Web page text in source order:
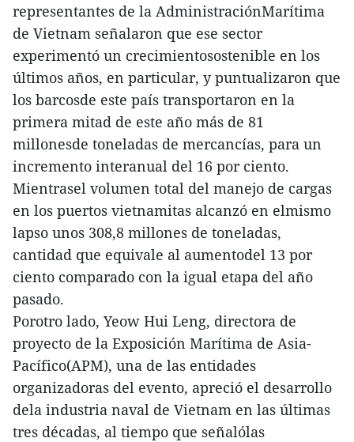
representantes de la AdministraciónMarítima
de Vietnam señalaron que ese sector
experimentó un crecimientosostenible en los
últimos años, en particular, y puntualizaron que
los barcosde este país transportaron en la
primera mitad de este año más de 81
millonesde toneladas de mercancías, para un
incremento interanual del 16 por ciento.
Mientrasel volumen total del manejo de cargas
en los puertos vietnamitas alcanzó en elmismo
lapso unos 308,8 millones de toneladas,
cantidad que equivale al aumentodel 13 por
ciento comparado con la igual etapa del año
pasado.
Porotro lado, Yeow Hui Leng, directora de
proyecto de la Exposición Marítima de Asia-
Pacífico(APM), una de las entidades
organizadoras del evento, apreció el desarrollo
dela industria naval de Vietnam en las últimas
tres décadas, al tiempo que señalólas